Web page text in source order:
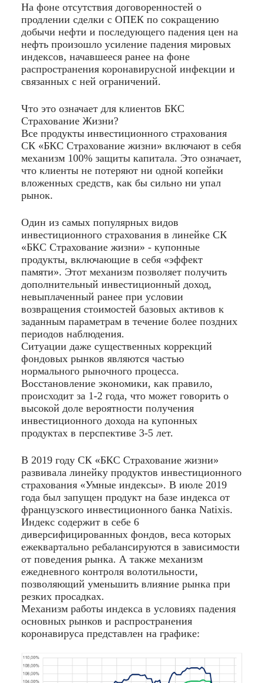
На фоне отсутствия договоренностей о
продлении сделки с ОПЕК по сокращению
добычи нефти и последующего падения цен на
нефть произошло усиление падения мировых
индексов, начавшееся ранее на фоне
распространения коронавирусной инфекции и
связанных с ней ограничений.
Что это означает для клиентов БКС
Страхование Жизни?
Все продукты инвестиционного страхования
СК «БКС Страхование жизни» включают в себя
механизм 100% защиты капитала. Это означает,
что клиенты не потеряют ни одной копейки
вложенных средств, как бы сильно ни упал
рынок.
Один из самых популярных видов
инвестиционного страхования в линейке СК
«БКС Страхование жизни» - купонные
продукты, включающие в себя «эффект
памяти». Этот механизм позволяет получить
дополнительный инвестиционный доход,
невыплаченный ранее при условии
возвращения стоимостей базовых активов к
заданным параметрам в течение более поздних
периодов наблюдения.
Ситуации даже существенных коррекций
фондовых рынков являются частью
нормального рыночного процесса.
Восстановление экономики, как правило,
происходит за 1-2 года, что может говорить о
высокой доле вероятности получения
инвестиционного дохода на купонных
продуктах в перспективе 3-5 лет.
В 2019 году СК «БКС Страхование жизни»
развивала линейку продуктов инвестиционного
страхования «Умные индексы». В июле 2019
года был запущен продукт на базе индекса от
французского инвестиционного банка Natixis.
Индекс содержит в себе 6
диверсифицированных фондов, веса которых
ежеквартально ребалансируются в зависимости
от поведения рынка. А также механизм
ежедневного контроля волотильности,
позволяющий уменьшить влияние рынка при
резких просадках.
Механизм работы индекса в условиях падения
основных рынков и распространения
коронавируса представлен на графике: